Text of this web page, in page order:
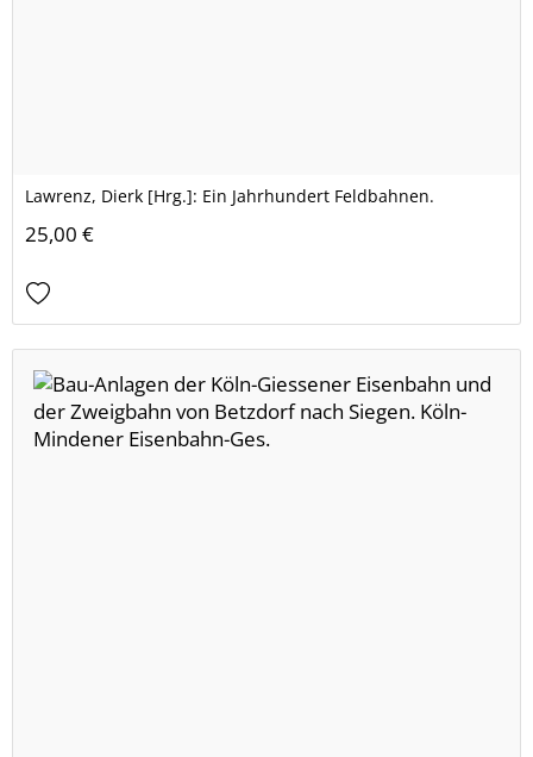
Lawrenz, Dierk [Hrg.]: Ein Jahrhundert Feldbahnen.
25,00 €